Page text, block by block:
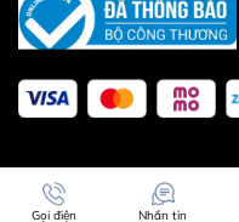
Gọi điện Nhắn tin